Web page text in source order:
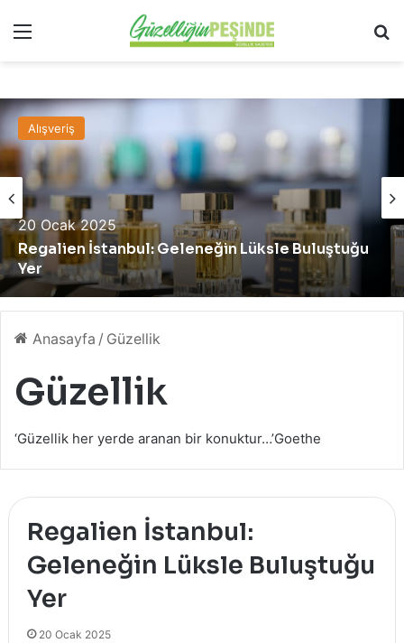
Alışveriş
20 Ocak 2025
Regalien İstanbul: Geleneğin Lüksle Buluştuğu
Yer
Anasayfa / Güzellik
Güzellik
‘Güzellik her yerde aranan bir konuktur…’Goethe
Regalien İstanbul:
Geleneğin Lüksle Buluştuğu
Yer
20 Ocak 2025